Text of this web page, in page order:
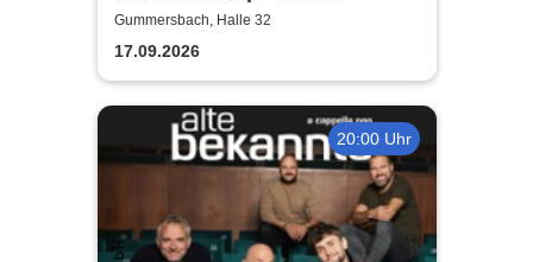
zauberhafte Antiquariat der
Geschichten
Gummersbach, Halle 32
17.09.2026
20:00 Uhr